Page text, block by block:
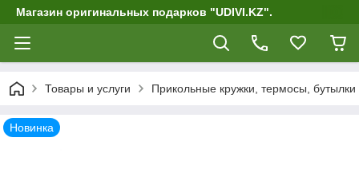
Магазин оригинальных подарков "UDIVI.KZ".
Товары и услуги Прикольные кружки, термосы, бутылки
Новинка